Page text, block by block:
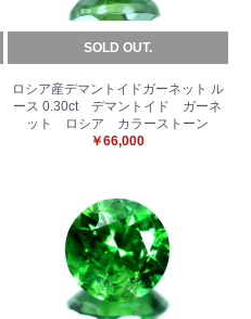
SOLD OUT.
ロシア産デマントイドガーネット ル
ース 0.30ct デマントイド ガーネ
ット ロシア カラーストーン
￥66,000